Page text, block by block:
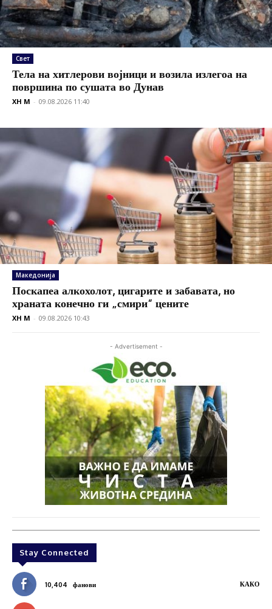
Свет
Тела на хитлерови војници и возила излегоа на
површина по сушата во Дунав
XH M - 09.08.2026 11:40
Македонија
Поскапеа алкохолот, цигарите и забавата, но
храната конечно ги „смири“ цените
XH M - 09.08.2026 10:43
- Advertisement -
Stay Connected
10,404 фанови КАКО